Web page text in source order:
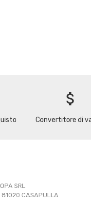
attach_money
Convertitore di
SRL
81020 CASAPULLA